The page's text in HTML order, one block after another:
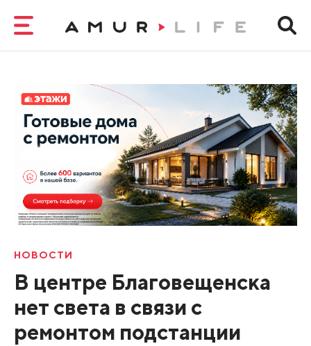
НОВОСТИ
В центре Благовещенска
нет света в связи с
ремонтом подстанции